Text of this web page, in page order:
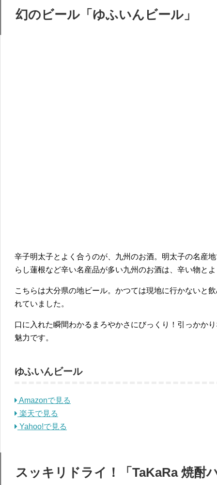
幻のビール「ゆふいんビール」
辛子明太子とよく合うのが、九州のお酒。明太子の名産
らし蓮根など辛い名産品が多い九州のお酒は、辛い物と
こちらは大分県の地ビール。かつては現地に行かないと
れていました。
口に入れた瞬間わかるまろやかさにびっくり！引っかか
魅力です。
ゆふいんビール
Amazonで見る
楽天で見る
Yahoo!で見る
スッキリドライ！「TaKaRa 焼酎